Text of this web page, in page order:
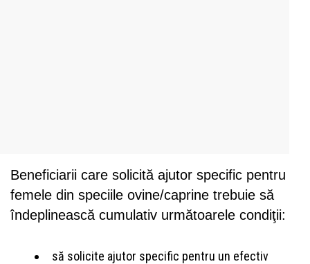
Beneficiarii care solicită ajutor specific pentru
femele din speciile ovine/caprine trebuie să
îndeplinească cumulativ următoarele condiţii:
să solicite ajutor specific pentru un efectiv